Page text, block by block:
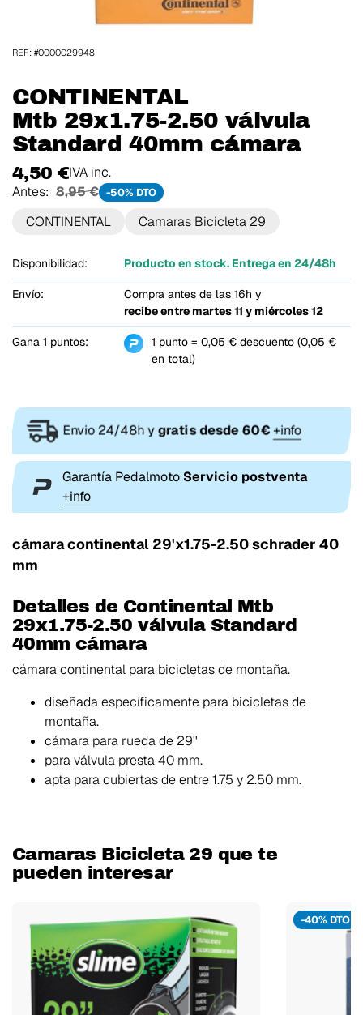
CONTINENTAL
Mtb 29x1.75-2.50 válvula
Standard 40mm cámara
4,50 €IVA inc.
Antes: 8,95 € -50% DTO
CONTINENTAL Camaras Bicicleta 29
Disponibilidad: Producto en stock. Entrega en 24/48h
Envío:
Compra antes de las 16h y
recibe entre martes 11 y miércoles 12
Gana 1 puntos:
1 punto = 0,05 € descuento (0,05 €
en total)
REF: #0000029948
Envio 24/48h ygratis desde 60€+info
Garantía Pedalmoto Servicio postventa
+info
cámara continental 29'x1.75-2.50 schrader 40
mm
Detalles de Continental Mtb
29x1.75-2.50 válvula Standard
40mm cámara
cámara continental para bicicletas de montaña.
diseñada específicamente para bicicletas de
montaña.
cámara para rueda de 29''
para válvula presta 40 mm.
apta para cubiertas de entre 1.75 y 2.50 mm.
Camaras Bicicleta 29 que te
pueden interesar
-40% DTO